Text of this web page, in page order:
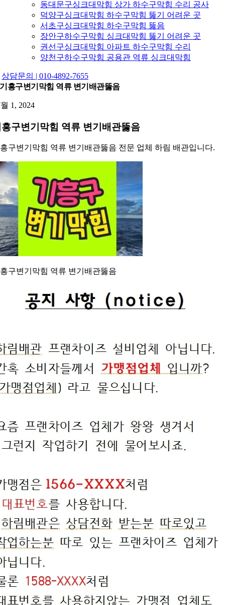
동대문구싱크대막힘 상가 하수구막힘 수리 공사
덕양구싱크대막힘 하수구막힘 뚫기 어려운 곳
서초구싱크대막힘 하수구막힘 뚫음
장안구하수구막힘 싱크대막힘 뚫기 어려운 곳
권선구싱크대막힘 아파트 하수구막힘 수리
양천구하수구막힘 공용관 역류 싱크대막힘
상담문의 | 010-4892-7655
기흥구변기막힘 역류 변기배관뚫음
1, 2024
구변기막힘 역류 변기배관뚫음
구변기막힘 역류 변기배관뚫음 전문 업체 하림 배관입니다.
구변기막힘 역류 변기배관뚫음